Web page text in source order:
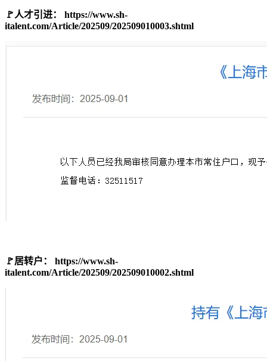
🚩人才引进： https://www.sh-
italent.com/Article/202509/202509010003.shtml
🚩居转户： https://www.sh-
italent.com/Article/202509/202509010002.shtml